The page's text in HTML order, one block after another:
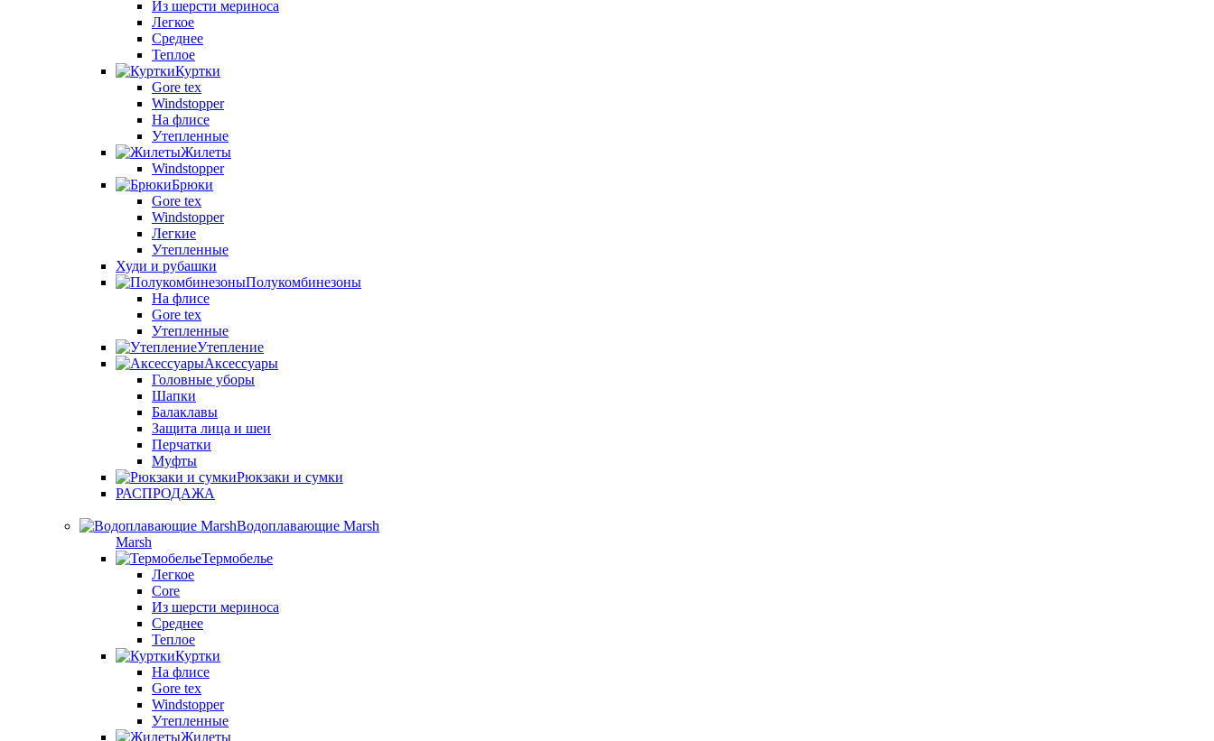
Из шерсти мериноса
Легкое
Среднее
Теплое
Куртки
Gore tex
Windstopper
На флисе
Утепленные
Жилеты
Windstopper
Брюки
Gore tex
Windstopper
Легкие
Утепленные
Худи и рубашки
Полукомбинезоны
На флисе
Gore tex
Утепленные
Утепление
Аксессуары
Головные уборы
Шапки
Балаклавы
Защита лица и шеи
Перчатки
Муфты
Рюкзаки и сумки
РАСПРОДАЖА
Водоплавающие Marsh
Marsh
Термобелье
Легкое
Core
Из шерсти мериноса
Среднее
Теплое
Куртки
На флисе
Gore tex
Windstopper
Утепленные
Жилеты